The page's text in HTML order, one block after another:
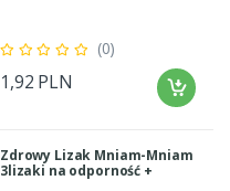
(0)
1,92 PLN
Zdrowy Lizak Mniam-Mniam
3lizaki na odporność +